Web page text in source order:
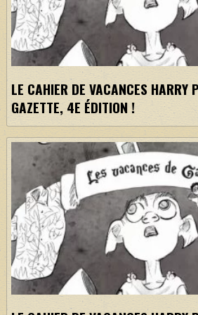
LE CAHIER DE VACANCES HARRY
GAZETTE, 4E ÉDITION !